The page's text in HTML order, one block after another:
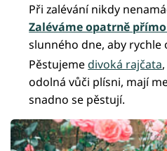
Při zalévání nikdy
Zaléváme opatrně
slunného dne, aby rychle
Pěstujemedivoká rajčata
odolná vůči plísni, mají
snadno se pěstují.